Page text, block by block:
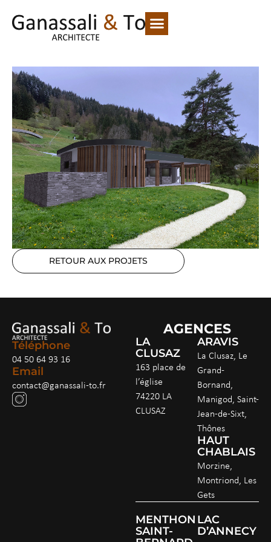
RETOUR AUX PROJETS
Téléphone
04 50 64 93 16
Email
contact@ganassali-to.fr
AGENCES
LA
CLUSAZ
163 place de
l’église
74220 LA
CLUSAZ
ARAVIS
La Clusaz, Le
Grand-
Bornand,
Manigod, Saint-
Jean-de-Sixt,
Thônes
HAUT
CHABLAIS
Morzine,
Montriond, Les
Gets
MENTHON
SAINT-
LAC
D’ANNECY